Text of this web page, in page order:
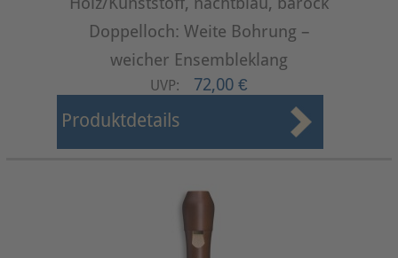
Doppelloch: Weite Bohrung –
weicher Ensembleklang
UVP: 72,00 €
Produktdetails